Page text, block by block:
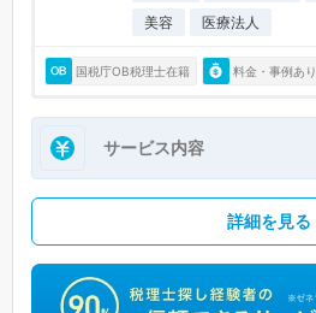
美容
医療法人
国税庁OB税理士在籍 料金・事例あり
サービス内容
詳細を見る